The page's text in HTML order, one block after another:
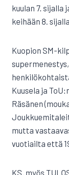
kuulan 7. sijalla
keihään 8.
Kuopion SM-
Kuusela ja
Räsänen
mutta
vuotiailta että
KS. myös